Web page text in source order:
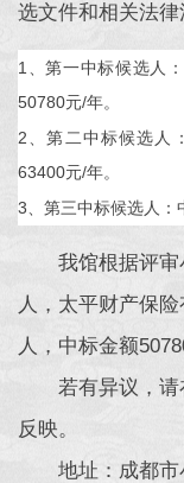
选文件和相关法律
1、第一中标候选人
50780元/年。
2、第二中标候选人
63400元/年。
3、第三中标候选人：
我馆根据评
人，太平财产保
人，中标金额
若有异议，
反映。
地址：成都